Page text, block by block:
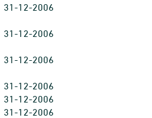
31-12-2006
31-12-2006
31-12-2006
31-12-2006
31-12-2006
31-12-2006